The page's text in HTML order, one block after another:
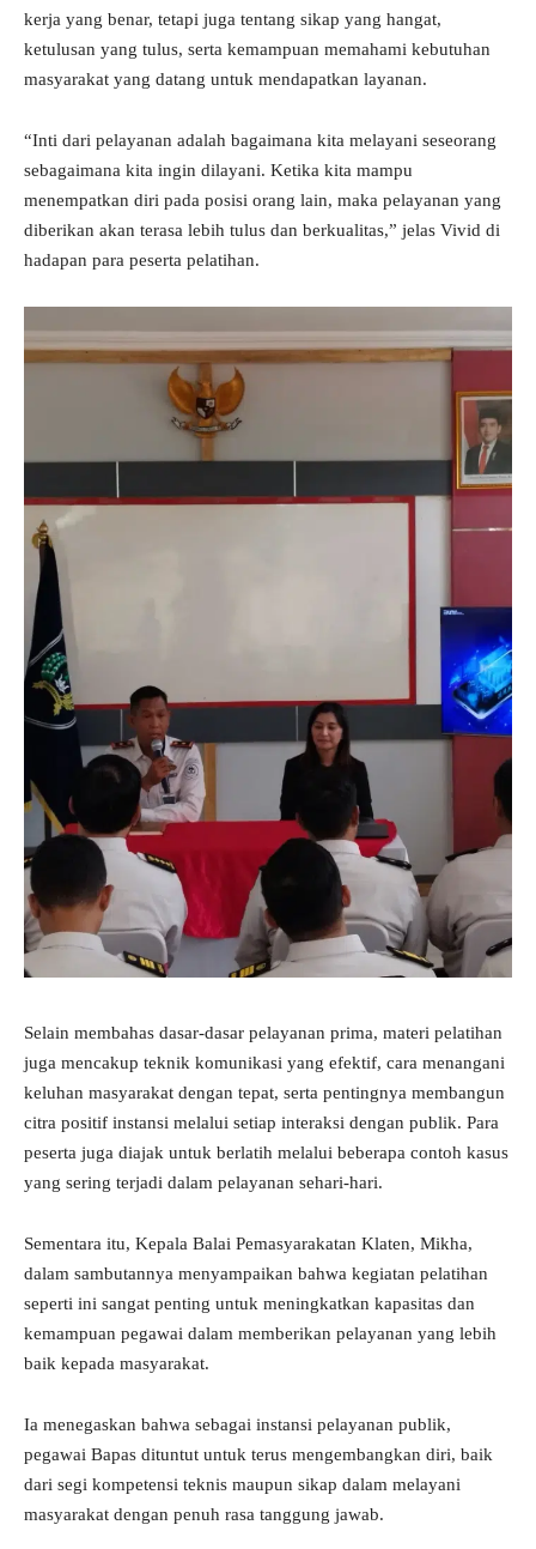
kerja yang benar, tetapi juga tentang sikap yang hangat,
ketulusan yang tulus, serta kemampuan memahami kebutuhan
masyarakat yang datang untuk mendapatkan layanan.
“Inti dari pelayanan adalah bagaimana kita melayani seseorang
sebagaimana kita ingin dilayani. Ketika kita mampu
menempatkan diri pada posisi orang lain, maka pelayanan yang
diberikan akan terasa lebih tulus dan berkualitas,” jelas Vivid di
hadapan para peserta pelatihan.
Selain membahas dasar-dasar pelayanan prima, materi pelatihan
juga mencakup teknik komunikasi yang efektif, cara menangani
keluhan masyarakat dengan tepat, serta pentingnya membangun
citra positif instansi melalui setiap interaksi dengan publik. Para
peserta juga diajak untuk berlatih melalui beberapa contoh kasus
yang sering terjadi dalam pelayanan sehari-hari.
Sementara itu, Kepala Balai Pemasyarakatan Klaten, Mikha,
dalam sambutannya menyampaikan bahwa kegiatan pelatihan
seperti ini sangat penting untuk meningkatkan kapasitas dan
kemampuan pegawai dalam memberikan pelayanan yang lebih
baik kepada masyarakat.
Ia menegaskan bahwa sebagai instansi pelayanan publik,
pegawai Bapas dituntut untuk terus mengembangkan diri, baik
dari segi kompetensi teknis maupun sikap dalam melayani
masyarakat dengan penuh rasa tanggung jawab.